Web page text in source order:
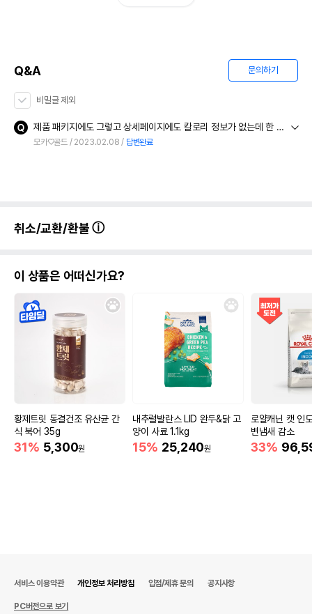
Q&A 문의하기
비밀글 제외
제품 패키지에도 그렇고 상세페이지에도 칼로리 정보가 없는데 한 캔에 몇 칼로리인가요?
모카♡골드 2023.02.08 답변완료
취소/교환/환불
이 상품은 어떠신가요?
황제트릿 동결건조 유산균 간
식 북어 35g
31% 5,300원
내추럴발란스 LID 완두&닭 고
양이 사료 1.1kg
15% 25,240원
로얄캐닌 캣 인
변냄새 감소
33%
서비스 이용약관 개인정보 처리방침 입점/제휴 문의 공지사항
PC버전으로 보기